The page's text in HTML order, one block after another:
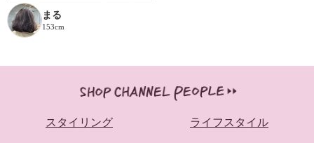
まる
153cm
スタイリング ライフスタイル